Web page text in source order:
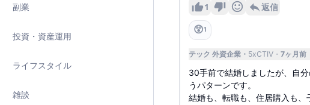
副業
投資・資産運用
ライフスタイル
雑談
1 返信
😲1
テック 外資企業 5xCTIV 7ヶ月前
30手前で結婚しましたが、自
うパターンです。
結婚も、転職も、住居購入も、